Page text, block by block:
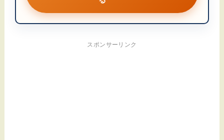
スポンサーリンク